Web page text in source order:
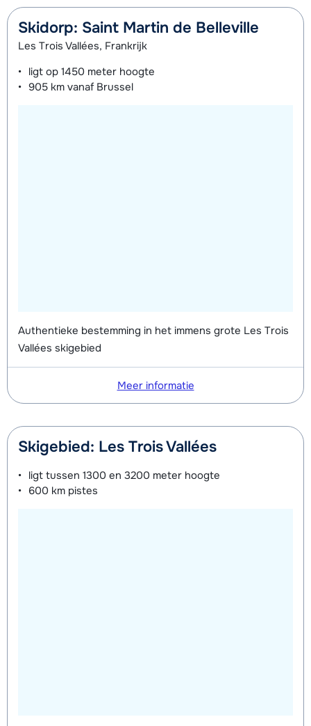
Skidorp: Saint Martin de Belleville
Les Trois Vallées, Frankrijk
ligt op 1450 meter hoogte
905 km vanaf Brussel
Authentieke bestemming in het immens grote Les Trois
Vallées skigebied
Meer informatie
Skigebied: Les Trois Vallées
ligt tussen 1300 en 3200 meter hoogte
600 km pistes